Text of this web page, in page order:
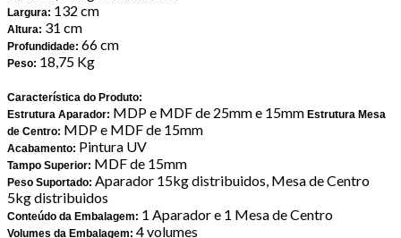
Largura: 132 cm
Altura: 31 cm
Profundidade: 66 cm
Peso: 18,75 Kg
Característica do Produto:
Estrutura Aparador: MDP e MDF de 25mm e 15mm Estrutura Mesa
de Centro: MDP e MDF de 15mm
Acabamento: Pintura UV
Tampo Superior: MDF de 15mm
Peso Suportado: Aparador 15kg distribuidos, Mesa de Centro
5kg distribuidos
Conteúdo da Embalagem: 1 Aparador e 1 Mesa de Centro
Volumes da Embalagem: 4 volumes